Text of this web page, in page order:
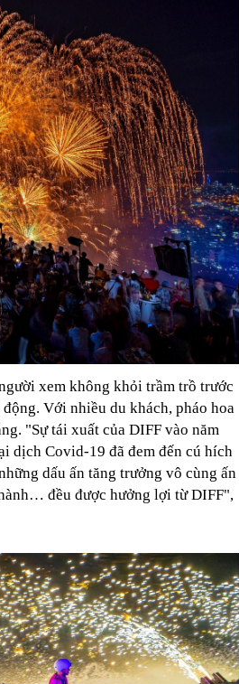
xem không khỏi trầm trồ trước
Với nhiều du khách, pháo hoa
"Sự tái xuất của DIFF vào năm
dịch Covid-19 đã đem đến cú hích
dấu ấn tăng trưởng vô cùng ấn
đều được hưởng lợi từ DIFF",